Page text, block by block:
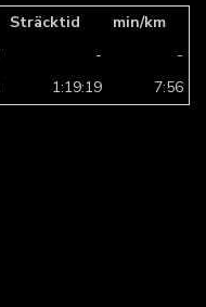
Sträcktid
min/km
-
-
1:19:19 7:56